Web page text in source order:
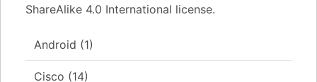
ShareAlike 4.0 International license.
Android (1)
Cisco (14)